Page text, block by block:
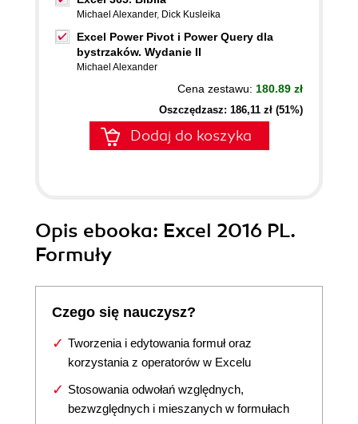
Michael Alexander, Dick Kusleika
Excel Power Pivot i Power Query dla
bystrzaków. Wydanie II
Michael Alexander
Cena zestawu: 180.89 zł
Oszczędzasz: 186,11 zł (51%)
Dodaj do koszyka
Opis ebooka: Excel 2016 PL.
Formuły
Czego się nauczysz?
Tworzenia i edytowania formuł oraz
korzystania z operatorów w Excelu
Stosowania odwołań względnych,
bezwzględnych i mieszanych w formułach